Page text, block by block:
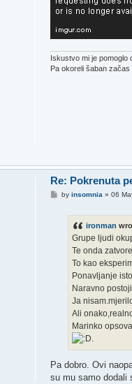
Iskustvo mi je pomoglo
Pa okoreli šaban
Re: Pokrenuta
Pbyinsomnia »06
ironman
Grupe ljudi
Te onda
To kao
Ponavljanje
Naravno
Ja
Ali
Marinko
Pa dobro. Ovi
su mu samo dodali